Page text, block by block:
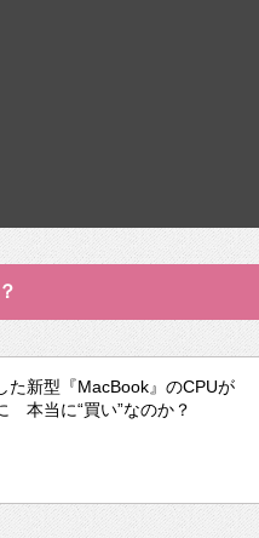
た新型『MacBook』のCPUが
本当に“買い”なのか？